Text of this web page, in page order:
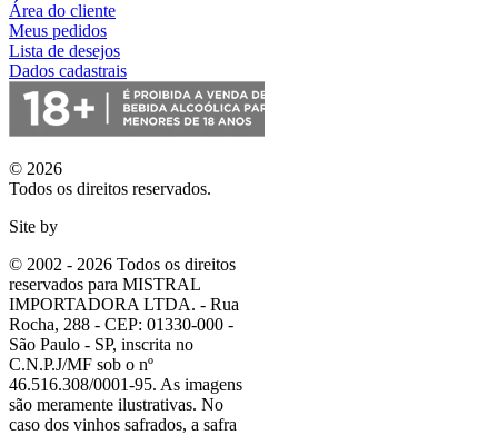
Área do cliente
Meus pedidos
Lista de desejos
Dados cadastrais
© 2026
Todos os direitos reservados.
Site by
© 2002 - 2026 Todos os direitos
reservados para MISTRAL
IMPORTADORA LTDA. - Rua
Rocha, 288 - CEP: 01330-000 -
São Paulo - SP, inscrita no
C.N.P.J/MF sob o nº
46.516.308/0001-95. As imagens
são meramente ilustrativas. No
caso dos vinhos safrados, a safra